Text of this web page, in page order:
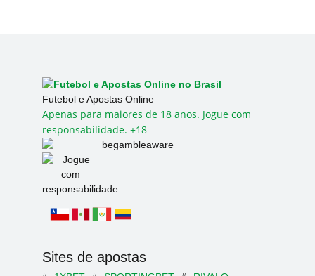
Futebol e Apostas Online
Apenas para maiores de 18 anos. Jogue com
responsabilidade. +18
Sites de apostas